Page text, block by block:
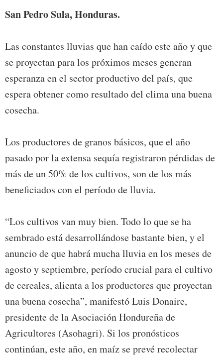
San Pedro Sula, Honduras.
Las constantes lluvias que han caído este año y que
se proyectan para los próximos meses generan
esperanza en el sector productivo del país, que
espera obtener como resultado del clima una buena
cosecha.
Los productores de granos básicos, que el año
pasado por la extensa sequía registraron pérdidas de
más de un 50% de los cultivos, son de los más
beneficiados con el período de lluvia.
“Los cultivos van muy bien. Todo lo que se ha
sembrado está desarrollándose bastante bien, y el
anuncio de que habrá mucha lluvia en los meses de
agosto y septiembre, período crucial para el cultivo
de cereales, alienta a los productores que proyectan
una buena cosecha”, manifestó Luis Donaire,
presidente de la Asociación Hondureña de
Agricultores (Asohagri). Si los pronósticos
continúan, este año, en maíz se prevé recolectar